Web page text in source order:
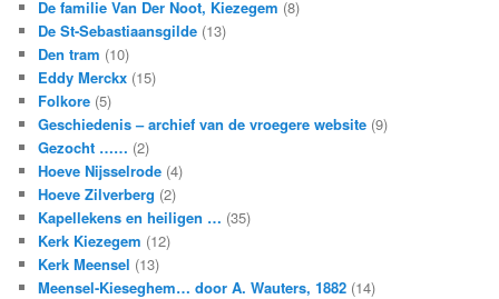
De familie Van Der Noot, Kiezegem (8)
De St-Sebastiaansgilde (13)
Den tram (10)
Eddy Merckx (15)
Folkore (5)
Geschiedenis – archief van de vroegere website (9)
Gezocht …… (2)
Hoeve Nijsselrode (4)
Hoeve Zilverberg (2)
Kapellekens en heiligen … (35)
Kerk Kiezegem (12)
Kerk Meensel (13)
Meensel-Kieseghem… door A. Wauters, 1882 (14)